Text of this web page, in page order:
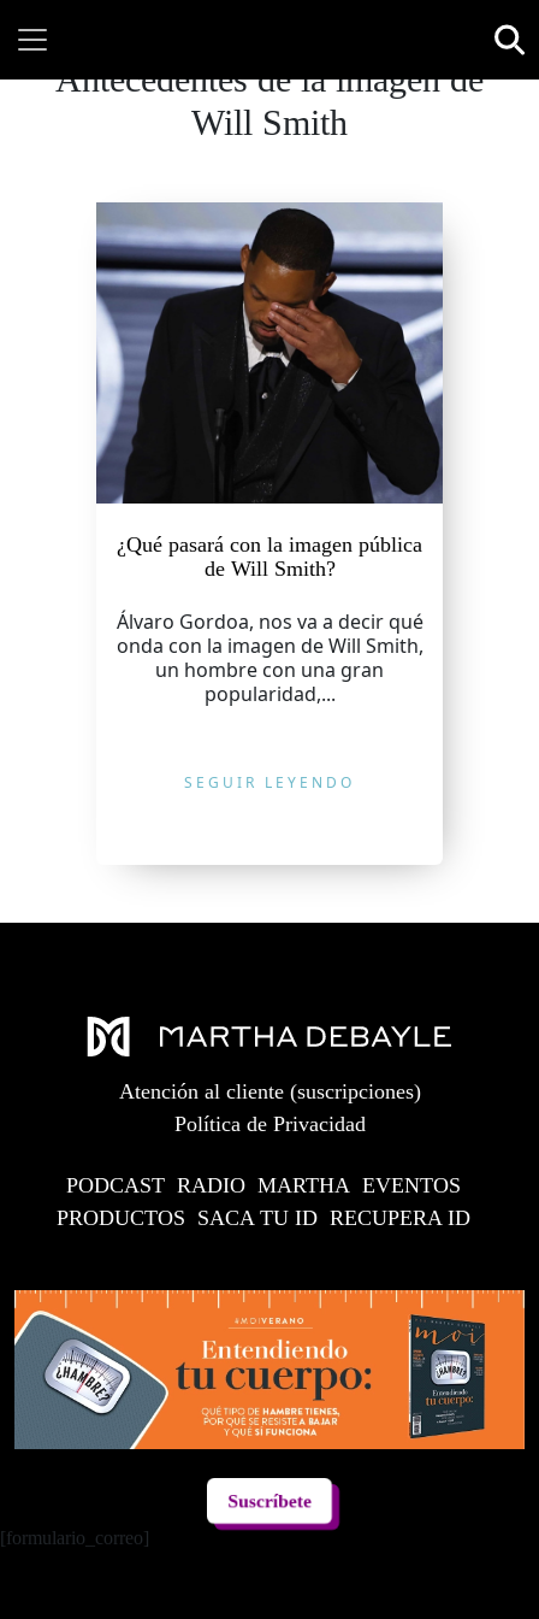
Antecedentes de la imagen de
Will Smith
¿Qué pasará con la imagen pública
de Will Smith?
Álvaro Gordoa, nos va a decir qué
onda con la imagen de Will Smith,
un hombre con una gran
popularidad,...
SEGUIR LEYENDO
Atención al cliente (suscripciones)
Política de Privacidad
PODCAST RADIO MARTHA EVENTOS
PRODUCTOS SACA TU ID RECUPERA ID
Suscríbete
[formulario_correo]